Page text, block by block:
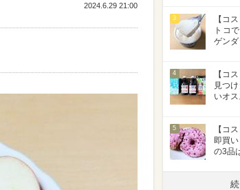
2024.6.29 21:00
3
【コ
トコ
ゲン
4
【コ
見つ
いオ
5
【コ
即買
の3品